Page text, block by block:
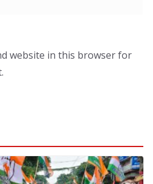
website in this browser for